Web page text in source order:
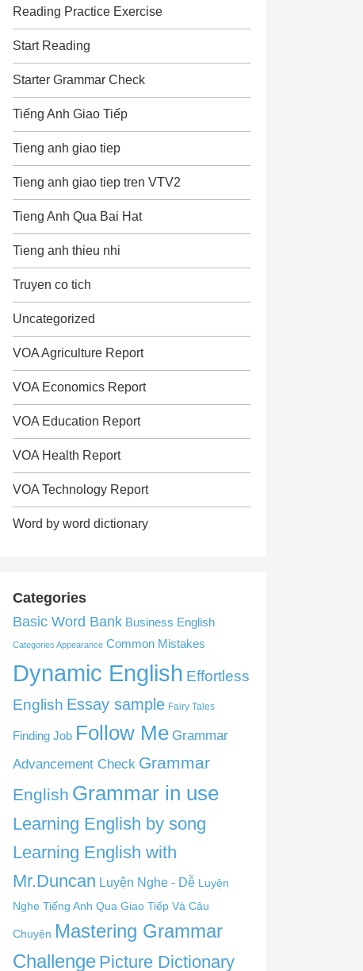
Reading Practice Exercise
Start Reading
Starter Grammar Check
Tiếng Anh Giao Tiếp
Tieng anh giao tiep
Tieng anh giao tiep tren VTV2
Tieng Anh Qua Bai Hat
Tieng anh thieu nhi
Truyen co tich
Uncategorized
VOA Agriculture Report
VOA Economics Report
VOA Education Report
VOA Health Report
VOA Technology Report
Word by word dictionary
Categories
Basic Word Bank Business English
Categories Appearance Common Mistakes
Dynamic English Effortless
English Essay sample Fairy Tales
Finding Job Follow Me Grammar
Advancement Check Grammar
English Grammar in use
Learning English by song
Learning English with
Mr.Duncan Luyện Nghe - Dễ Luyện
Nghe Tiếng Anh Qua Giao Tiếp Và Câu
Chuyện Mastering Grammar
Challenge Picture Dictionary